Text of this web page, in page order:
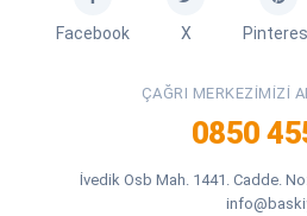
Facebook X
ÇAĞRI MERKEZIMIZI
0850
İvedik Osb Mah. 1441. Cadde.